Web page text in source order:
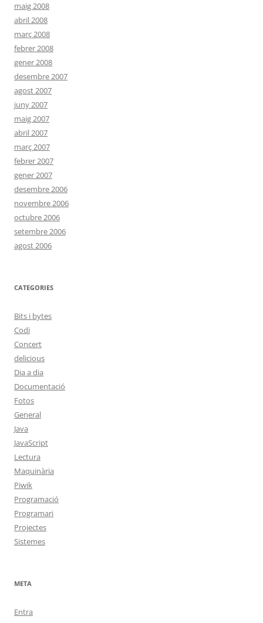
maig 2008
abril 2008
març 2008
febrer 2008
gener 2008
desembre 2007
agost 2007
juny 2007
maig 2007
abril 2007
març 2007
febrer 2007
gener 2007
desembre 2006
novembre 2006
octubre 2006
setembre 2006
agost 2006
CATEGORIES
Bits i bytes
Codi
Concert
delicious
Dia a dia
Documentació
Fotos
General
Java
JavaScript
Lectura
Maquinària
Piwik
Programació
Programari
Projectes
Sistemes
META
Entra